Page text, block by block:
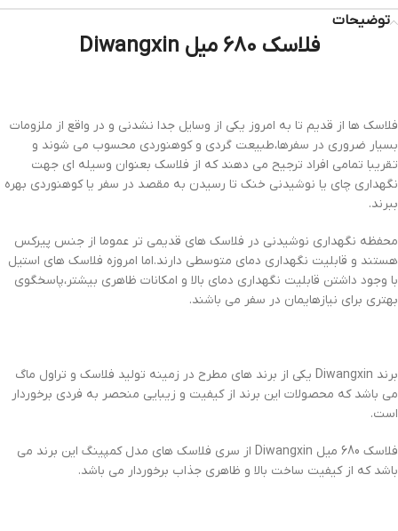
توضیحات
فلاسک 680 میل Diwangxin
فلاسک ها از قدیم تا به امروز یکی از وسایل جدا نشدنی و در واقع از ملزومات
بسیار ضروری در سفرها،طبیعت گردی و کوهنوردی محسوب می شوند و
تقریبا تمامی افراد ترجیح می دهند که از فلاسک بعنوان وسیله ای جهت
نگهداری چای یا نوشیدنی خنک تا رسیدن به مقصد در سفر یا کوهنوردی بهره
ببرند.
محفظه نگهداری نوشیدنی در فلاسک های قدیمی تر عموما از جنس پیرکس
هستند و قابلیت نگهداری دمای متوسطی دارند.اما امروزه فلاسک های استیل
با وجود داشتن قابلیت نگهداری دمای بالا و امکانات ظاهری بیشتر،پاسخگوی
بهتری برای نیازهایمان در سفر می باشند.
برند Diwangxin یکی از برند های مطرح در زمینه تولید فلاسک و تراول ماگ
می باشد که محصولات این برند از کیفیت و زیبایی منحصر به فردی برخوردار
است.
فلاسک 680 میل Diwangxin از سری فلاسک های مدل کمپینگ این برند می
باشد که از کیفیت ساخت بالا و ظاهری جذاب برخوردار می باشد.